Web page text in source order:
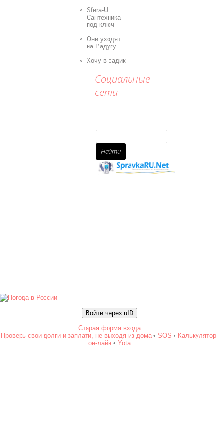
Sfera-U.
Сантехника
под ключ
Они уходят
на Радугу
Хочу в садик
Социальные
сети
Войти через uID
Старая форма входа
Проверь свои долги и заплати, не выходя из дома • SOS • Калькулятор-
он-лайн • Yota